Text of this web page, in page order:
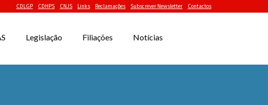
CDLGP CDHPS CNJS Links Reclamações Subscrever Newsletter Contactos
Legislação Filiações Notícias